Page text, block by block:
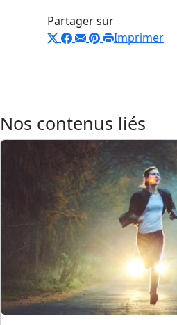
Partager sur
Imprimer
Nos contenus liés